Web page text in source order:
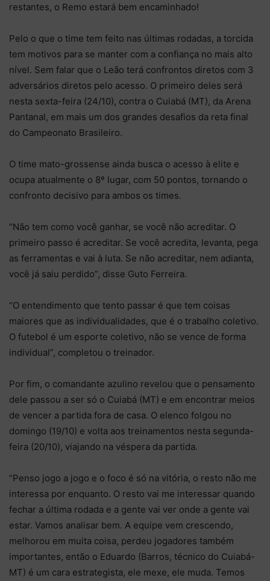
restantes, o Remo estará bem encaminhado!
Pelo o que o time tem feito nas últimas rodadas, a torcida
tem motivos para se manter com a confiança no mais alto
nível. Sem falar que o Leão terá confrontos diretos com 3
adversários diretos pelo acesso. O primeiro deles será
nesta sexta-feira (24/10), contra o Cuiabá (MT), da Arena
Pantanal, em mais um dos grandes desafios da reta final
do Campeonato Brasileiro.
O time mato-grossense ainda busca o acesso à elite e
ocupa atualmente o 8º lugar, com 50 pontos, tornando o
confronto decisivo para ambos os times.
“Não tem como você ganhar, se você não acreditar. O
primeiro passo é acreditar. Se você acredita, levanta, pega
as ferramentas e vai à luta. Se não acreditar, nem adianta,
você já saiu perdido”, disse Guto Ferreira.
“O entendimento que tento passar é que tem coisas
maiores que as individualidades, que é o trabalho coletivo.
O futebol é um esporte coletivo, não se vence de forma
individual”, completou o treinador.
Por fim, o comandante azulino revelou que o pensamento
dele passou a ser só o Cuiabá (MT) e em encontrar meios
de vencer a partida fora de casa. O elenco folgou no
domingo (19/10) e volta aos treinamentos nesta segunda-
feira (20/10), viajando na véspera da partida.
“Penso jogo a jogo e o foco é só na vitória, o resto não me
interessa por enquanto. O resto vai me interessar quando
fechar a última rodada e a gente vai ver onde a gente vai
estar. Vamos analisar bem. A equipe vem crescendo,
melhorou em muita coisa, perdeu jogadores também
importantes, então o Eduardo (Barros, técnico do Cuiabá-
MT) é um cara estrategista, ele mexe, ele muda. Temos